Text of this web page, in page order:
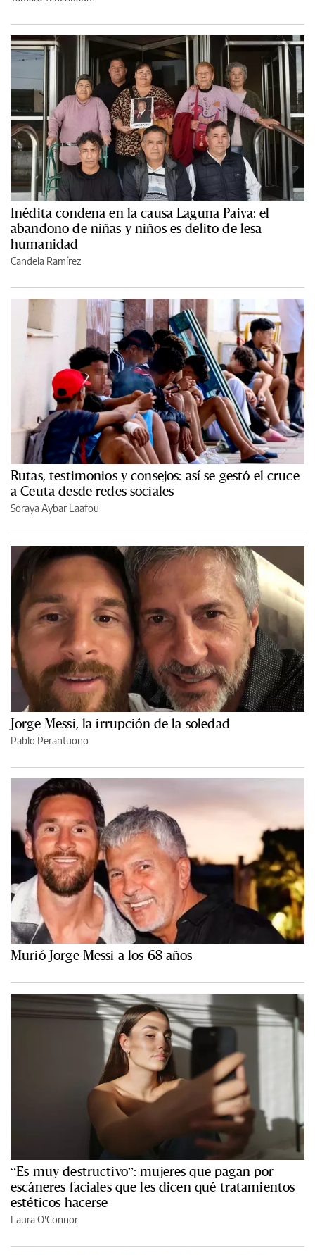
Inédita condena en la causa Laguna Paiva: el
abandono de niñas y niños es delito de lesa
humanidad
Candela Ramírez
Rutas, testimonios y consejos: así se gestó el cruce
a Ceuta desde redes sociales
Soraya Aybar Laafou
Jorge Messi, la irrupción de la soledad
Pablo Perantuono
Murió Jorge Messi a los 68 años
“Es muy destructivo”: mujeres que pagan por
escáneres faciales que les dicen qué tratamientos
estéticos hacerse
Laura O'Connor